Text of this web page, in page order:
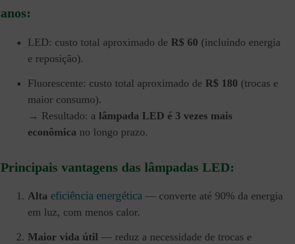
anos:
LED: custo total aproximado de R$ 60 (incluindo energia
e reposição).
Fluorescente: custo total aproximado de R$ 180 (trocas e
maior consumo).
→ Resultado: a lâmpada LED é 3 vezes mais
econômica no longo prazo.
Principais vantagens das lâmpadas LED:
Alta eficiência energética — converte até 90% da energia
em luz, com menos calor.
Maior vida útil — reduz a necessidade de trocas e